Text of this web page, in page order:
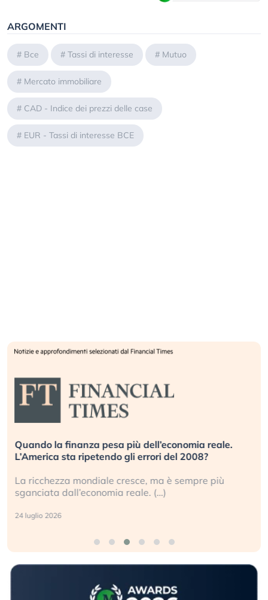
ARGOMENTI
# Bce # Tassi di interesse # Mutuo
# Mercato immobiliare
# CAD - Indice dei prezzi delle case
# EUR - Tassi di interesse BCE
Quando la finanza pesa più dell’economia reale.
L’America sta ripetendo gli errori del 2008?
La ricchezza mondiale cresce, ma è sempre più
sganciata dall’economia reale. (…)
24 luglio 2026